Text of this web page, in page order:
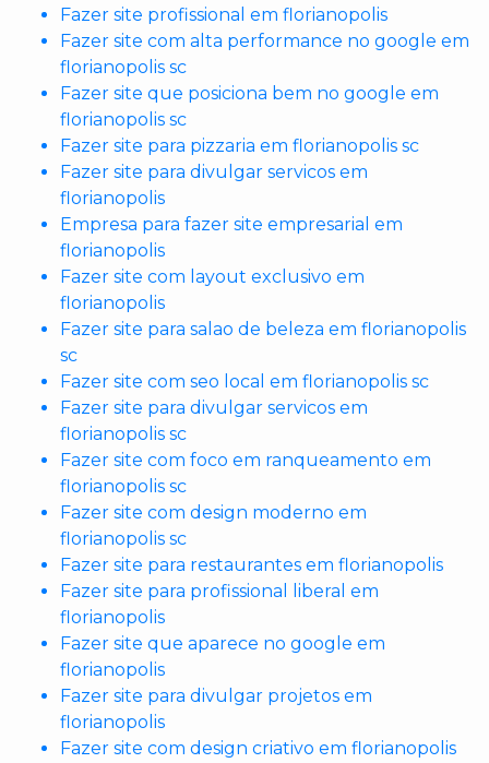
Fazer site profissional em florianopolis
Fazer site com alta performance no google em
florianopolis sc
Fazer site que posiciona bem no google em
florianopolis sc
Fazer site para pizzaria em florianopolis sc
Fazer site para divulgar servicos em
florianopolis
Empresa para fazer site empresarial em
florianopolis
Fazer site com layout exclusivo em
florianopolis
Fazer site para salao de beleza em florianopolis
sc
Fazer site com seo local em florianopolis sc
Fazer site para divulgar servicos em
florianopolis sc
Fazer site com foco em ranqueamento em
florianopolis sc
Fazer site com design moderno em
florianopolis sc
Fazer site para restaurantes em florianopolis
Fazer site para profissional liberal em
florianopolis
Fazer site que aparece no google em
florianopolis
Fazer site para divulgar projetos em
florianopolis
Fazer site com design criativo em florianopolis